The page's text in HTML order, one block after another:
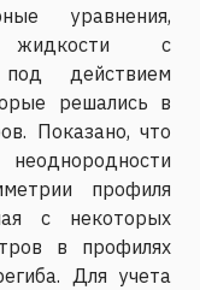
уравнения,
жидкости с
действием
решались в
Показано, что
профиля
с некоторых
в профилях
Для учета